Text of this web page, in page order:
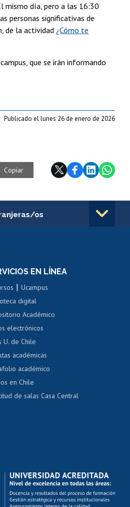
mismo día, pero a las 16:30
personas significativas de
de la actividad ¿Cómo te
que se irán informando
Publicado el lunes 26 de enero de 2026
Copiar
os
Estudiantil
de español
EN LÍNEA
|Ucampus
digital
Académico
electrónicos
U. de Chile
académicas
académico
en Chile
de salas Casa Central